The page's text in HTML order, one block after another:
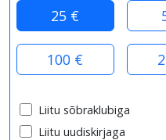
25 €
100 €
Liitu sõbraklubiga
Liitu uudiskirjaga